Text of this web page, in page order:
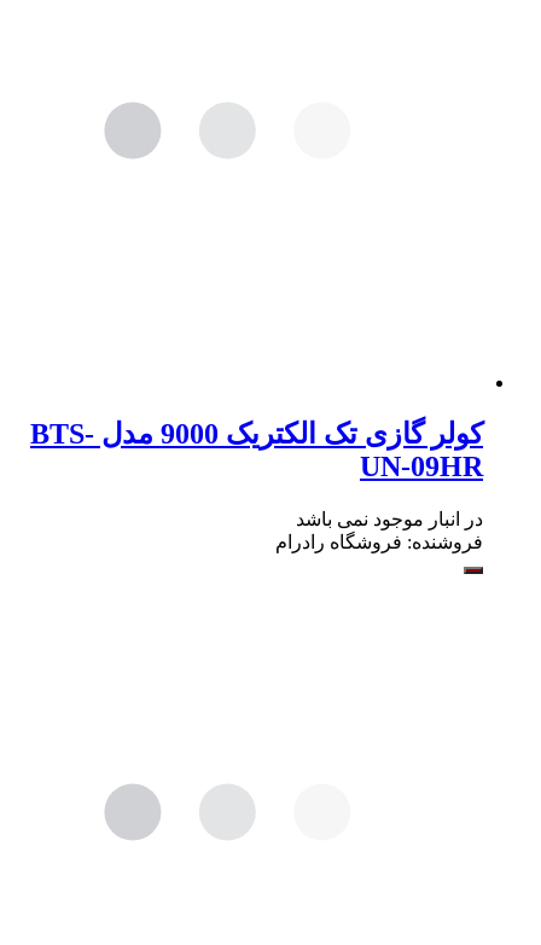
کولر گازی تک الکتریک 9000 مدل BTS-
UN-09HR
در انبار موجود نمی باشد
فروشنده: فروشگاه رادرام